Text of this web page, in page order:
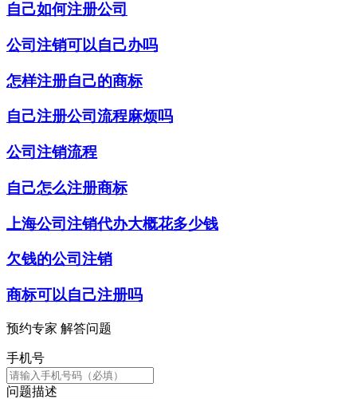
自己如何注册公司
公司注销可以自己办吗
怎样注册自己的商标
自己注册公司流程麻烦吗
公司注销流程
自己怎么注册商标
上海公司注销代办大概花多少钱
欠钱的公司注销
商标可以自己注册吗
预约专家 解答问题
手机号
问题描述